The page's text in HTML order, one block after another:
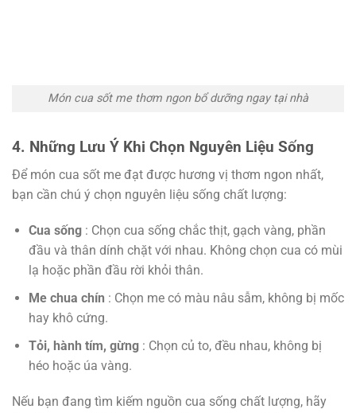
Món cua sốt me thơm ngon bổ dưỡng ngay tại nhà
4. Những Lưu Ý Khi Chọn Nguyên Liệu Sống
Để món cua sốt me đạt được hương vị thơm ngon nhất,
bạn cần chú ý chọn nguyên liệu sống chất lượng:
Cua sống : Chọn cua sống chắc thịt, gạch vàng, phần
đầu và thân dính chặt với nhau. Không chọn cua có mùi
lạ hoặc phần đầu rời khỏi thân.
Me chua chín : Chọn me có màu nâu sẫm, không bị mốc
hay khô cứng.
Tỏi, hành tím, gừng : Chọn củ to, đều nhau, không bị
héo hoặc úa vàng.
Nếu bạn đang tìm kiếm nguồn cua sống chất lượng, hãy